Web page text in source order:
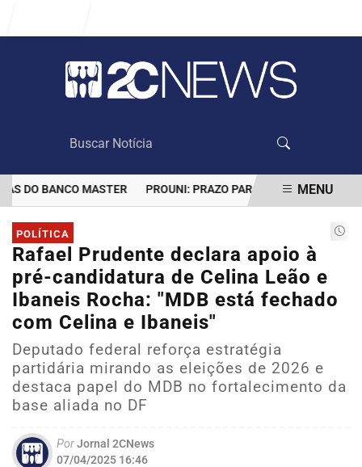
BANCO MASTER PROUNI: PRAZO PARA COMPROVAR
EM ALTA
MENU
POLÍTICA
Rafael Prudente declara apoio à
pré-candidatura de Celina Leão e
Ibaneis Rocha: "MDB está fechado
com Celina e Ibaneis"
Deputado federal reforça estratégia
partidária mirando as eleições de 2026 e
destaca papel do MDB no fortalecimento da
base aliada no DF
PorJornal 2CNews
07/04/2025 16:46